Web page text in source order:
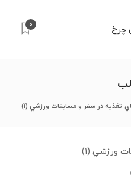
0
تغذيه در سفر و مسابقات ورزشي (1)